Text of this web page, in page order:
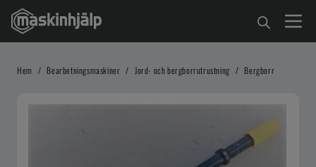
Hem / Bearbetningsmaskiner / Jord- och bergborrutrustning / Bergborr